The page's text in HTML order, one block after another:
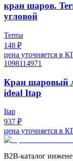
кран шаров.
угловой
Terma
148 ₽
цена уточняется в
1098114971
Кран шаровый
ideal Itap
Itap
937 ₽
цена уточняется в
B2B-каталог